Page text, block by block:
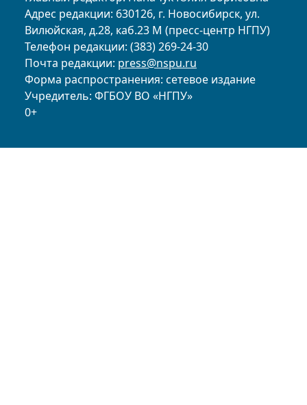
Адрес редакции: 630126, г. Новосибирск, ул.
Вилюйская, д.28, каб.23 М (пресс-центр НГПУ)
Телефон редакции: (383) 269-24-30
Почта редакции: press@nspu.ru
Форма распространения: сетевое издание
Учредитель: ФГБОУ ВО «НГПУ»
0+